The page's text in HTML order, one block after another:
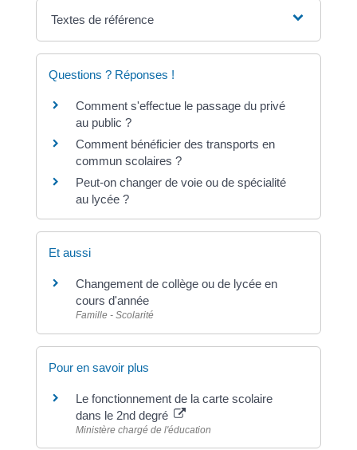
Textes de référence
Questions ? Réponses !
Comment s'effectue le passage du privé
au public ?
Comment bénéficier des transports en
commun scolaires ?
Peut-on changer de voie ou de spécialité
au lycée ?
Et aussi
Changement de collège ou de lycée en
cours d'année
Famille - Scolarité
Pour en savoir plus
Le fonctionnement de la carte scolaire
dans le 2nd degré
Ministère chargé de l'éducation